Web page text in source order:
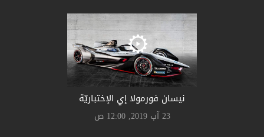
نيسان فورمولا إي الإختباريّة
23 آب 2019, 12:00 ص